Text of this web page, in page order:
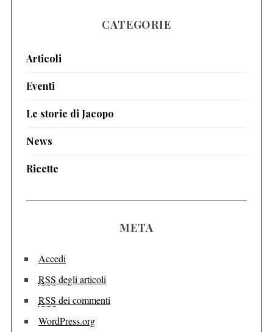
CATEGORIE
Articoli
Eventi
Le storie di Jacopo
News
Ricette
META
Accedi
RSS degli articoli
RSS dei commenti
WordPress.org